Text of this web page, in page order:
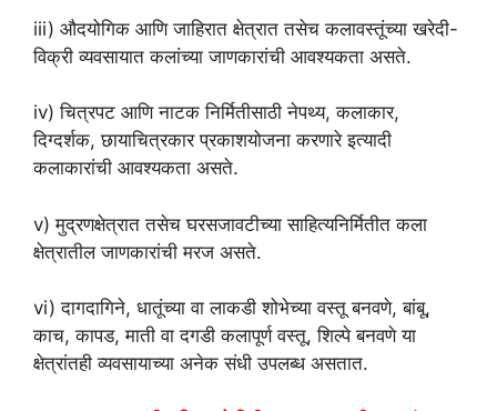
iii) औदयोगिक आणि जाहिरात क्षेत्रात तसेच कलावस्तूंच्या खरेदी-
विक्री व्यवसायात कलांच्या जाणकारांची आवश्यकता असते.
iv) चित्रपट आणि नाटक निर्मितीसाठी नेपथ्य, कलाकार,
दिग्दर्शक, छायाचित्रकार प्रकाशयोजना करणारे इत्यादी
कलाकारांची आवश्यकता असते.
v) मुद्रणक्षेत्रात तसेच घरसजावटीच्या साहित्यनिर्मितीत कला
क्षेत्रातील जाणकारांची मरज असते.
vi) दागदागिने, धातूंच्या वा लाकडी शोभेच्या वस्तू बनवणे, बांबू,
काच, कापड, माती वा दगडी कलापूर्ण वस्तू, शिल्पे बनवणे या
क्षेत्रांतही व्यवसायाच्या अनेक संधी उपलब्ध असतात.